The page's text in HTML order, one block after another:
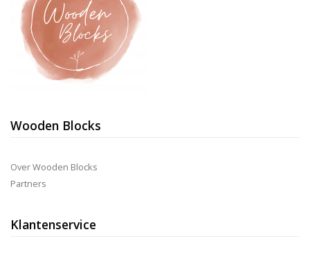
Wooden Blocks
Over Wooden Blocks
Partners
Klantenservice